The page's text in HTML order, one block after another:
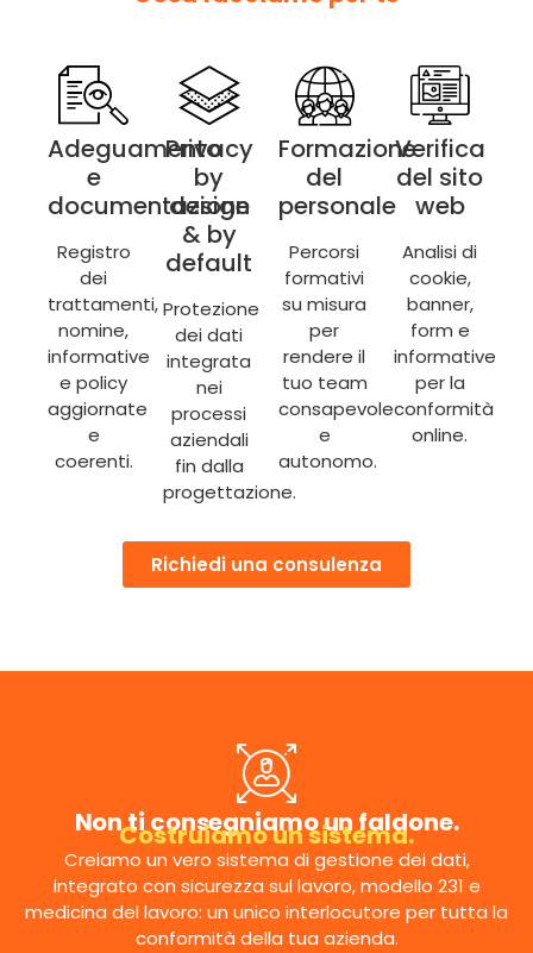
Adeguamento
e
documentazione
Registro
dei
trattamenti,
nomine,
informative
e policy
aggiornate
e
coerenti.
Privacy
by
design
& by
default
Protezione
dei dati
integrata
nei
processi
aziendali
fin dalla
progettazione.
Formazione
del
personale
Percorsi
formativi
su misura
per
rendere il
tuo team
consapevole
e
autonomo.
Verifica
del sito
web
Analisi di
cookie,
banner,
form e
informative
per la
conformità
online.
Richiedi una consulenza
Non ti consegniamo un faldone.
Costruiamo un sistema.
Creiamo un vero sistema di gestione dei dati,
integrato con sicurezza sul lavoro, modello 231 e
medicina del lavoro: un unico interlocutore per tutta la
conformità della tua azienda.